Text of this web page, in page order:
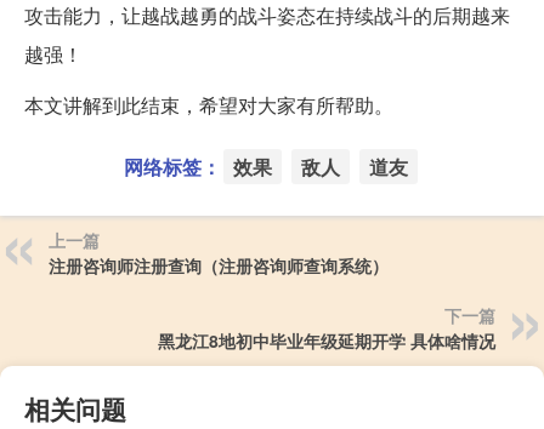
攻击能力，让越战越勇的战斗姿态在持续战斗的后期越来
越强！
本文讲解到此结束，希望对大家有所帮助。
网络标签： 效果 敌人 道友
上一篇
注册咨询师注册查询（注册咨询师查询系统）
下一篇
黑龙江8地初中毕业年级延期开学 具体啥情况
相关问题